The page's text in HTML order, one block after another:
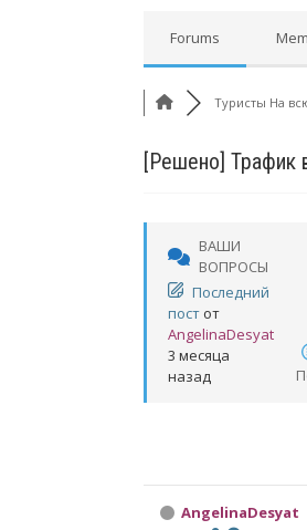
Forums
Туристы На
[Решено] Трафик
ВАШИ
ВОПРОСЫ
Последний
пост от
AngelinaDesyat
3 месяца
назад
AngelinaDesyat